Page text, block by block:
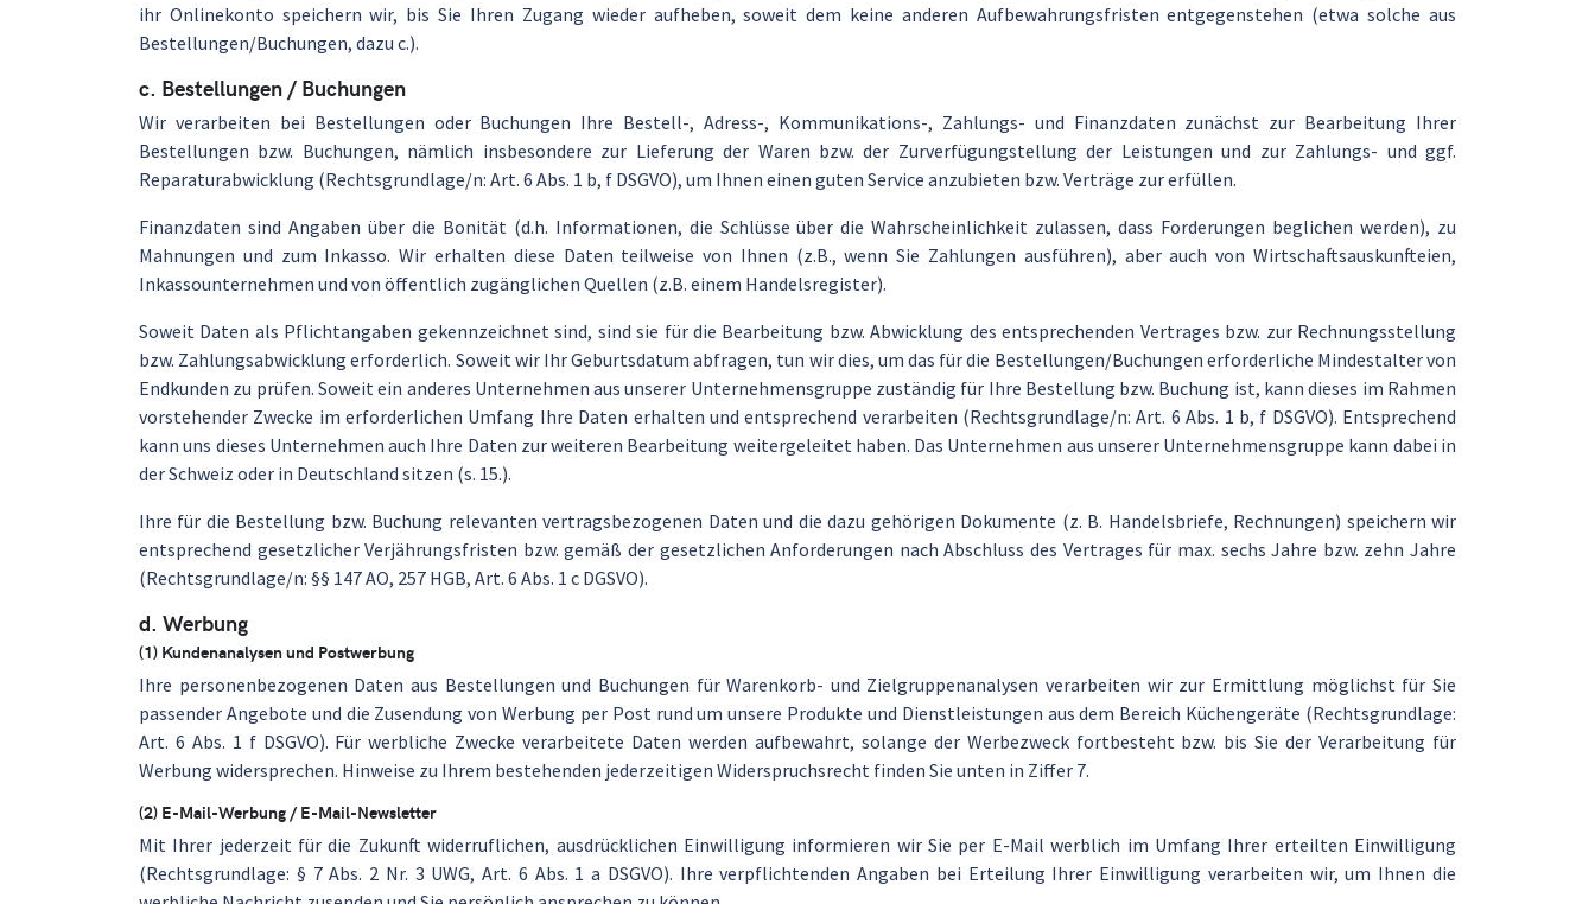
ihr Onlinekonto speichern wir, bis Sie Ihren Zugang wieder aufheben, soweit dem keine anderen Aufbewahrungsfristen entgegenstehen (etwa solche aus
Bestellungen/Buchungen, dazu c.).
c. Bestellungen / Buchungen
Wir verarbeiten bei Bestellungen oder Buchungen Ihre Bestell-, Adress-, Kommunikations-, Zahlungs- und Finanzdaten zunächst zur Bearbeitung Ihrer
Bestellungen bzw. Buchungen, nämlich insbesondere zur Lieferung der Waren bzw. der Zurverfügungstellung der Leistungen und zur Zahlungs- und ggf.
Reparaturabwicklung (Rechtsgrundlage/n: Art. 6 Abs. 1 b, f DSGVO), um Ihnen einen guten Service anzubieten bzw. Verträge zur erfüllen.
Finanzdaten sind Angaben über die Bonität (d.h. Informationen, die Schlüsse über die Wahrscheinlichkeit zulassen, dass Forderungen beglichen werden), zu
Mahnungen und zum Inkasso. Wir erhalten diese Daten teilweise von Ihnen (z.B., wenn Sie Zahlungen ausführen), aber auch von Wirtschaftsauskunfteien,
Inkassounternehmen und von öffentlich zugänglichen Quellen (z.B. einem Handelsregister).
Soweit Daten als Pflichtangaben gekennzeichnet sind, sind sie für die Bearbeitung bzw. Abwicklung des entsprechenden Vertrages bzw. zur Rechnungsstellung
bzw. Zahlungsabwicklung erforderlich. Soweit wir Ihr Geburtsdatum abfragen, tun wir dies, um das für die Bestellungen/Buchungen erforderliche Mindestalter von
Endkunden zu prüfen. Soweit ein anderes Unternehmen aus unserer Unternehmensgruppe zuständig für Ihre Bestellung bzw. Buchung ist, kann dieses im Rahmen
vorstehender Zwecke im erforderlichen Umfang Ihre Daten erhalten und entsprechend verarbeiten (Rechtsgrundlage/n: Art. 6 Abs. 1 b, f DSGVO). Entsprechend
kann uns dieses Unternehmen auch Ihre Daten zur weiteren Bearbeitung weitergeleitet haben. Das Unternehmen aus unserer Unternehmensgruppe kann dabei in
der Schweiz oder in Deutschland sitzen (s. 15.).
Ihre für die Bestellung bzw. Buchung relevanten vertragsbezogenen Daten und die dazu gehörigen Dokumente (z. B. Handelsbriefe, Rechnungen) speichern wir
entsprechend gesetzlicher Verjährungsfristen bzw. gemäß der gesetzlichen Anforderungen nach Abschluss des Vertrages für max. sechs Jahre bzw. zehn Jahre
(Rechtsgrundlage/n: §§ 147 AO, 257 HGB, Art. 6 Abs. 1 c DGSVO).
d. Werbung
(1) Kundenanalysen und Postwerbung
Ihre personenbezogenen Daten aus Bestellungen und Buchungen für Warenkorb- und Zielgruppenanalysen verarbeiten wir zur Ermittlung möglichst für Sie
passender Angebote und die Zusendung von Werbung per Post rund um unsere Produkte und Dienstleistungen aus dem Bereich Küchengeräte (Rechtsgrundlage:
Art. 6 Abs. 1 f DSGVO). Für werbliche Zwecke verarbeitete Daten werden aufbewahrt, solange der Werbezweck fortbesteht bzw. bis Sie der Verarbeitung für
Werbung widersprechen. Hinweise zu Ihrem bestehenden jederzeitigen Widerspruchsrecht finden Sie unten in Ziffer 7.
(2) E-Mail-Werbung / E-Mail-Newsletter
Mit Ihrer jederzeit für die Zukunft widerruflichen, ausdrücklichen Einwilligung informieren wir Sie per E-Mail werblich im Umfang Ihrer erteilten Einwilligung
(Rechtsgrundlage: § 7 Abs. 2 Nr. 3 UWG, Art. 6 Abs. 1 a DSGVO). Ihre verpflichtenden Angaben bei Erteilung Ihrer Einwilligung verarbeiten wir, um Ihnen die